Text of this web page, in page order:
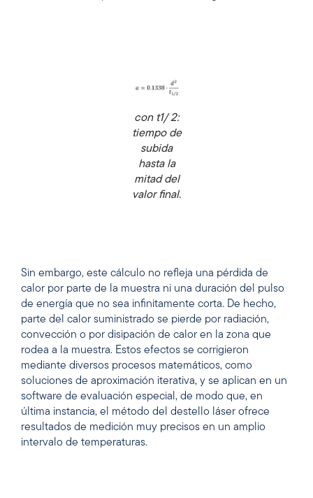
con t1/ 2:
tiempo de
subida
hasta la
mitad del
valor final.
Sin embargo, este cálculo no refleja una pérdida de
calor por parte de la muestra ni una duración del pulso
de energía que no sea infinitamente corta. De hecho,
parte del calor suministrado se pierde por radiación,
convección o por disipación de calor en la zona que
rodea a la muestra. Estos efectos se corrigieron
mediante diversos procesos matemáticos, como
soluciones de aproximación iterativa, y se aplican en un
software de evaluación especial, de modo que, en
última instancia, el método del destello láser ofrece
resultados de medición muy precisos en un amplio
intervalo de temperaturas.